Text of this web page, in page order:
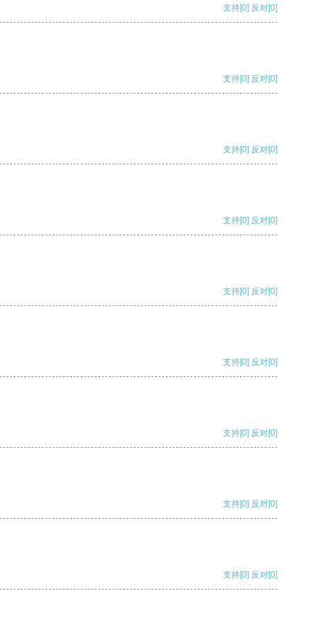
支持[0] 反对[0]
支持[0] 反对[0]
支持[0] 反对[0]
支持[0] 反对[0]
支持[0] 反对[0]
支持[0] 反对[0]
支持[0] 反对[0]
支持[0] 反对[0]
支持[0] 反对[0]